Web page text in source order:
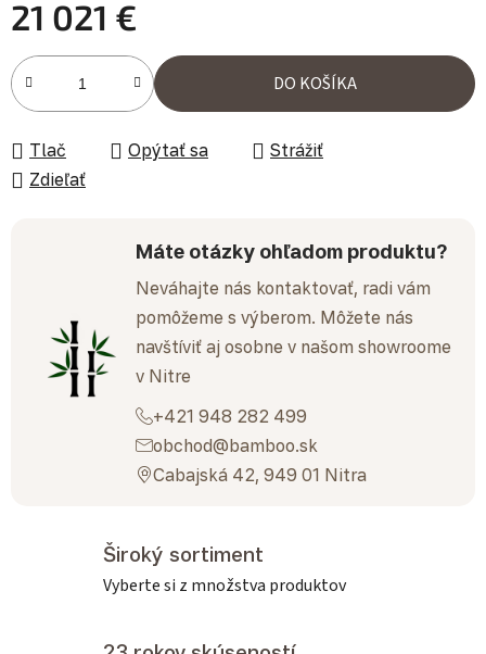
21 021 €
Jednotková cena:
DO KOŠÍKA
Tlač Opýtať sa
Strážiť
Zdieľať
Máte otázky ohľadom produktu?
Neváhajte nás kontaktovať, radi vám
pomôžeme s výberom. Môžete nás
navštíviť aj osobne v našom showroome
v Nitre
+421 948 282 499
obchod@bamboo.sk
Cabajská 42, 949 01 Nitra
Široký sortiment
Vyberte si z množstva produktov